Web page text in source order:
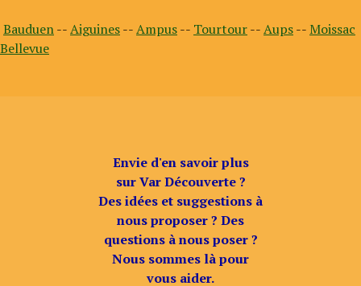
Bauduen--Aiguines--Ampus-- Tourtour--Aups--Moissac
Bellevue
Envie d'en savoir plus
sur Var Découverte ?
Des idées et suggestions à
nous proposer ? Des
questions à nous poser ?
Nous sommes là pour
vous aider.